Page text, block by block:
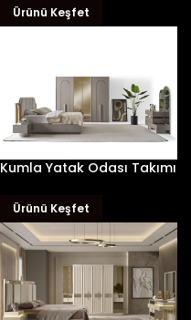
Ürünü Keşfet
Kumla Yatak Odası Takımı
Ürünü Keşfet